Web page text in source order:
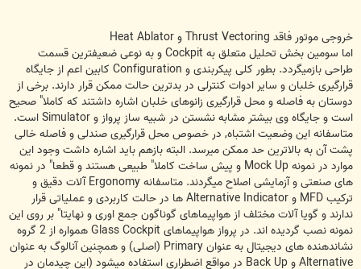
خروجی موتور فاقد Thrust Vectoring و Heat Ablator
اما سومین بخش تحلیل متعلق به Cockpit و به نوعی ضعیفترین قسمت
طراحی بازمیگردد. بطور کلی پیکربندی و Configuration کابین اعم از جایگاه
قرارگیری خلبان و سایر ادوات کنترلی در بدترین حالت ممکن قرار دارند. برخی از
دوستان به فاصله و محل قرارگیری زانوهای خلبان اشاره داشتند که کاملا" صحیح
است و جایگاه وی بیشتر مشابه نشستن در شبیه ساز پرواز و Simulator است.
متاسفانه این وضعیت اشتباه, در خصوص محل قرارگیری صندلی و فاصله خالی
پشت آن به بالاترین حد ممکن میرسد. البته بازهم باید اشاره داشت وجود این
موارد در نمونه Mock Up و پیش ساخت کاملا" طبیعی هستند و قطعا" در نمونه
های صنعتی و آزمایشی اصلاح میگردند. متاسفانه Ergonomy آلات دقیق و
ترکیب MFD و Alternative Indicator ها در حالت کاربردی و عملیاتی قرار
ندارند و گویا آلات مختلف از هواپیماهای گوناگون جمع اوری و نهایتا" بر روی این
نمونه نصب گردیده اند. در پرواز هواپیماهای Glass Cockpit همواره از 2 گروه
نشاندهنده های دیجیتال به عنوان Primary (اصلی) و همچنین آنالوگ به عنوان
Alternative و Back Up در مواقع اضطراری استفاده میشود (این چیدمان در